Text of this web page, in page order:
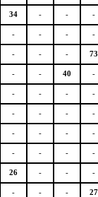
34 - - -
- - - -
- - - 73
- - 40 -
- - - -
- - - -
- - - -
- - - -
26 - - -
- - - 27